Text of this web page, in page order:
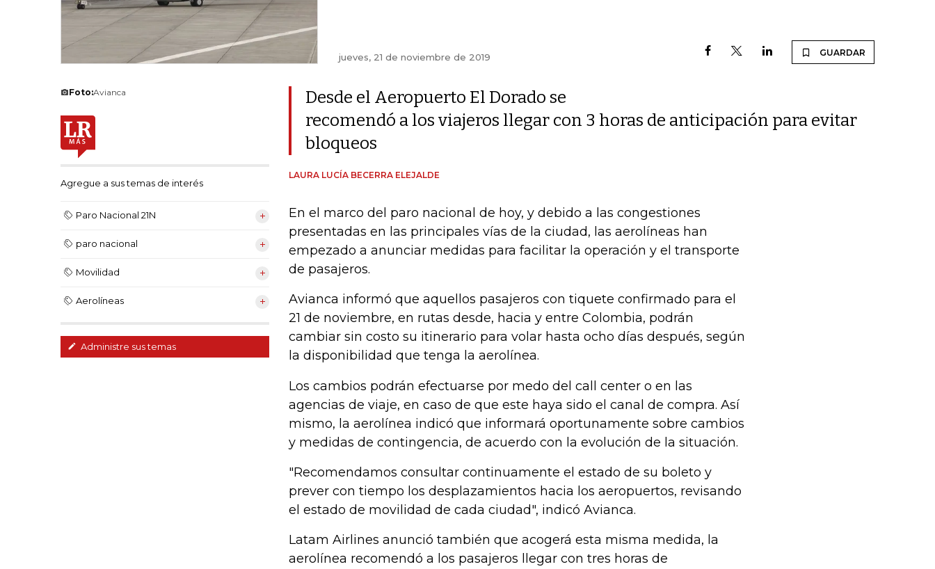
jueves, 21 de noviembre de 2019 GUARDAR
Foto:Avianca
Agregue a sus temas de interés
Paro Nacional 21N
paro nacional
Movilidad
Aerolíneas
Administre sus temas
Desde el Aeropuerto El Dorado se
recomendó a los viajeros llegar con 3 horas de anticipación para evitar
bloqueos
LAURA LUCÍA BECERRA ELEJALDE
En el marco del paro nacional de hoy, y debido a las congestiones
presentadas en las principales vías de la ciudad, las aerolíneas han
empezado a anunciar medidas para facilitar la operación y el transporte
de pasajeros.
Avianca informó que aquellos pasajeros con tiquete confirmado para el
21 de noviembre, en rutas desde, hacia y entre Colombia, podrán
cambiar sin costo su itinerario para volar hasta ocho días después, según
la disponibilidad que tenga la aerolínea.
Los cambios podrán efectuarse por medo del call center o en las
agencias de viaje, en caso de que este haya sido el canal de compra. Así
mismo, la aerolínea indicó que informará oportunamente sobre cambios
y medidas de contingencia, de acuerdo con la evolución de la situación.
"Recomendamos consultar continuamente el estado de su boleto y
prever con tiempo los desplazamientos hacia los aeropuertos, revisando
el estado de movilidad de cada ciudad", indicó Avianca.
Latam Airlines anunció también que acogerá esta misma medida, la
aerolínea recomendó a los pasajeros llegar con tres horas de